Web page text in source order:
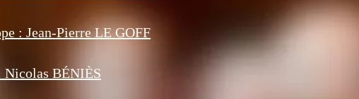
: Jean-Pierre LE GOFF
Nicolas BÉNIÈS